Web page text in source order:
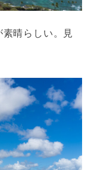
晴らしい。見